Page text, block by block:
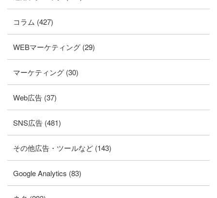
コラム (427)
WEBマーケティング (29)
マーケティング (30)
Web広告 (37)
SNS広告 (481)
その他広告・ツールなど (143)
Google Analytics (83)